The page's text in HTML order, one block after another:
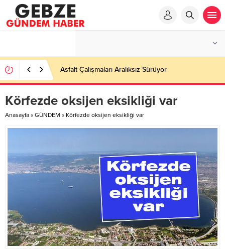
Ortaöğretime Geçiş Tercih ve Yerleştirme Kılavuzu
yayımlandı – Nefes Gazetesi – Kocaeli Haber
Körfezde oksijen eksikliği var
Anasayfa » GÜNDEM » Körfezde oksijen eksikliği var